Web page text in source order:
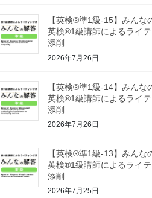
【英検®準1級-15】みんな
英検®1級講師によるライ
添削
2026年7月26日
【英検®準1級-14】みんな
英検®1級講師によるライ
添削
2026年7月26日
【英検®準1級-13】みんな
英検®1級講師によるライ
添削
2026年7月25日